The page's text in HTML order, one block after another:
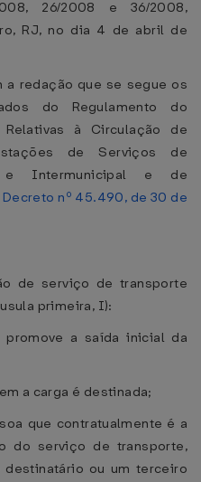
26/2008 e 36/2008,
RJ, no dia 4 de abril de
a redação que se segue os
do Regulamento do
à Circulação de
de Serviços de
e Intermunicipal e de
Decreto nº 45.490, de 30 de
de serviço de transporte
primeira, I):
a saída inicial da
a carga é destinada;
que contratualmente é a
do serviço de transporte,
ou um terceiro